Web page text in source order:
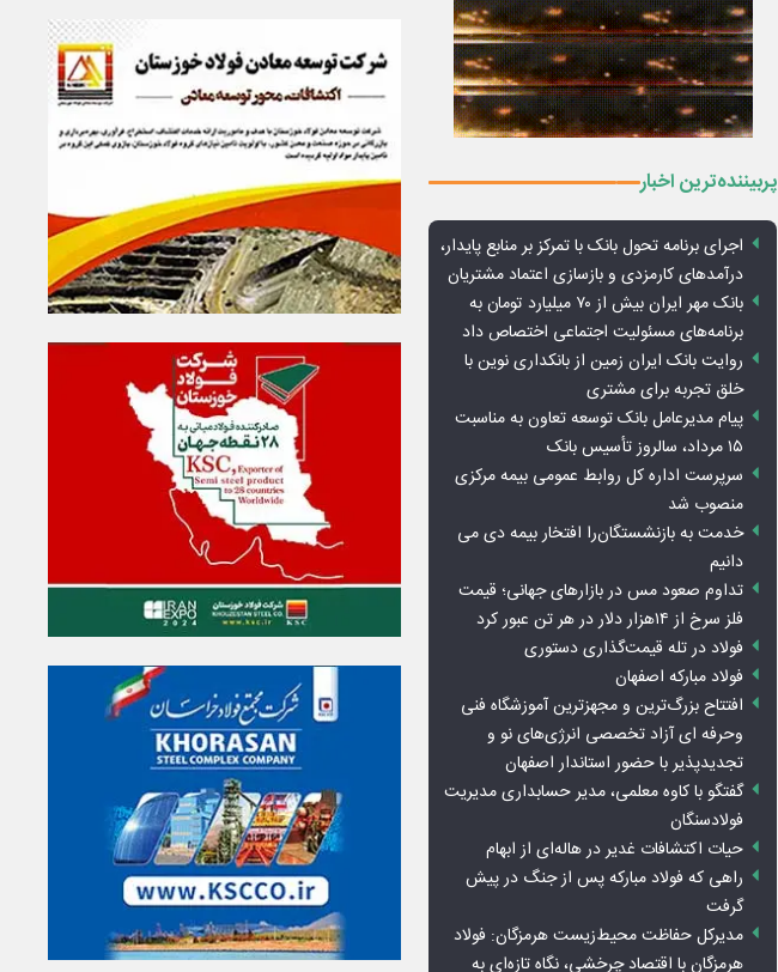
پربیننده‌ترین اخبار
اجرای برنامه تحول بانک با تمرکز بر منابع پایدار،
درآمدهای کارمزدی و بازسازی اعتماد مشتریان
بانک مهر ایران بیش از ۷۰ میلیارد تومان به
برنامه‌های مسئولیت اجتماعی اختصاص داد
روایت بانک ایران زمین از بانکداری نوین با
خلق تجربه برای مشتری
پیام مدیرعامل بانک توسعه تعاون به مناسبت
۱۵ مرداد، سالروز تأسیس بانک
سرپرست اداره کل روابط عمومی بیمه مرکزی
منصوب شد
خدمت به بازنشستگان‌را افتخار بیمه دی می
دانیم
تداوم صعود مس در بازارهای جهانی؛ قیمت
فلز سرخ از ۱۴هزار دلار در هر تن عبور کرد
فولاد در تله قیمت‌گذاری دستوری
فولاد مبارکه اصفهان
افتتاح بزرگ‌ترین و مجهزترین آموزشگاه فنی
وحرفه ای آزاد تخصصی انرژی‌های نو و
تجدیدپذیر با حضور استاندار اصفهان
گفتگو با کاوه معلمی، مدیر حسابداری مدیریت
فولادسنگان
حیات اکتشافات غدیر در هاله‌ای از ابهام
راهی که فولاد مبارکه پس از جنگ در پیش
گرفت
مدیرکل حفاظت محیط‌زیست هرمزگان: فولاد
هرمزگان با اقتصاد چرخشی، نگاه تازه‌ای به